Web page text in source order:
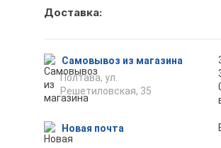
Доставка:
Самовывоз из магазина
Полтава, ул.
Решетиловская, 35
Новая почта